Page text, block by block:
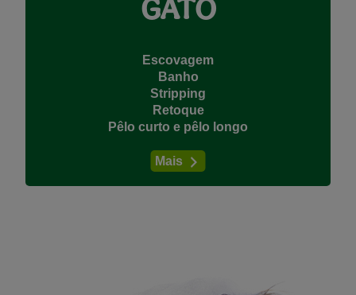
GATO
Escovagem
Banho
Stripping
Retoque
Pêlo curto e pêlo longo
Mais